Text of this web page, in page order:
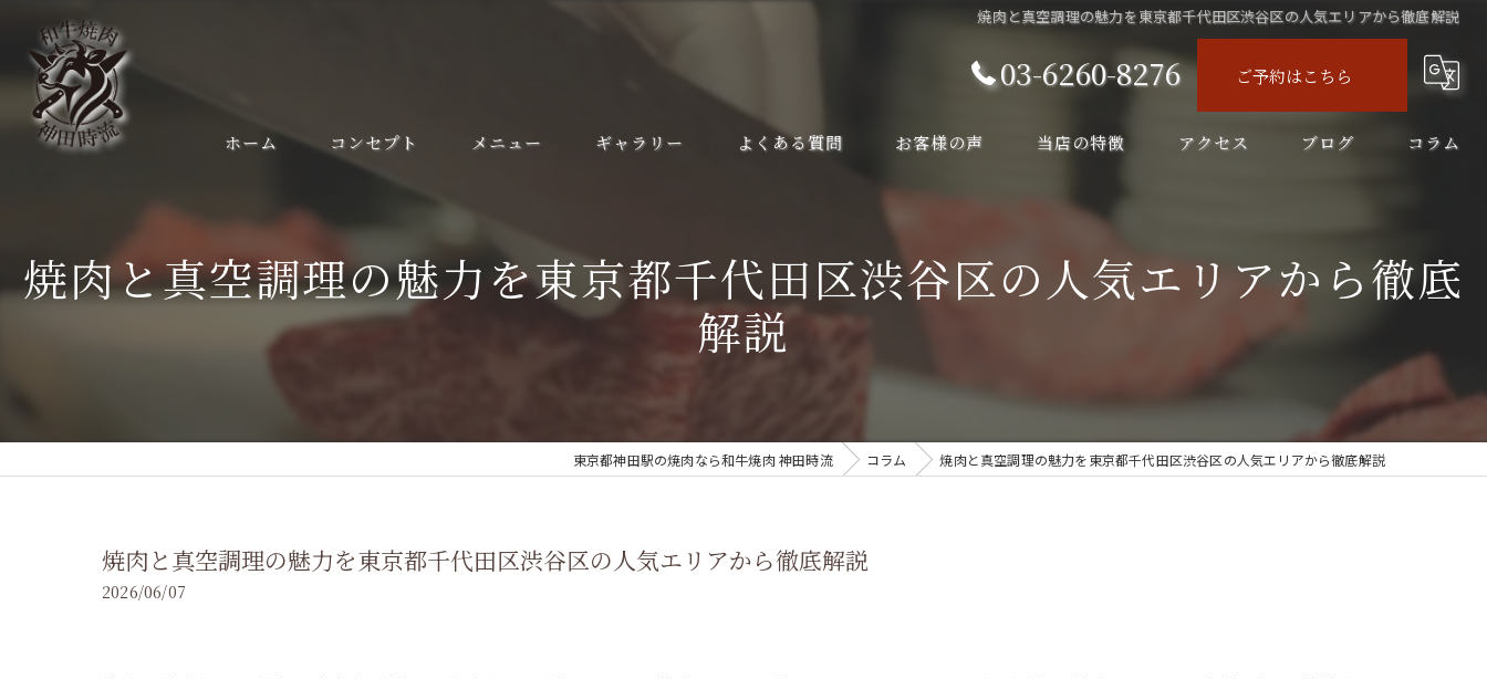
焼肉と真空調理の魅力を東京都千代田区渋谷区の人気エリアから徹底解説
03-6260-8276 ご予約はこちら
ホーム コンセプト メニュー ギャラリー よくある質問 お客様の声 当店の特徴
ディナー
コース
アクセス ブログ コラム
焼肉と真空調理の魅力を東京都千代田区渋谷区の人気エリアから徹底
解説
東京都神田駅の焼肉なら和牛焼肉 神田時流 コラム 焼肉と真空調理の魅力を東京都千代田区渋谷区の人気エリアから徹底解説
焼肉と真空調理の魅力を東京都千代田区渋谷区の人気エリアから徹底解説
2026/06/07